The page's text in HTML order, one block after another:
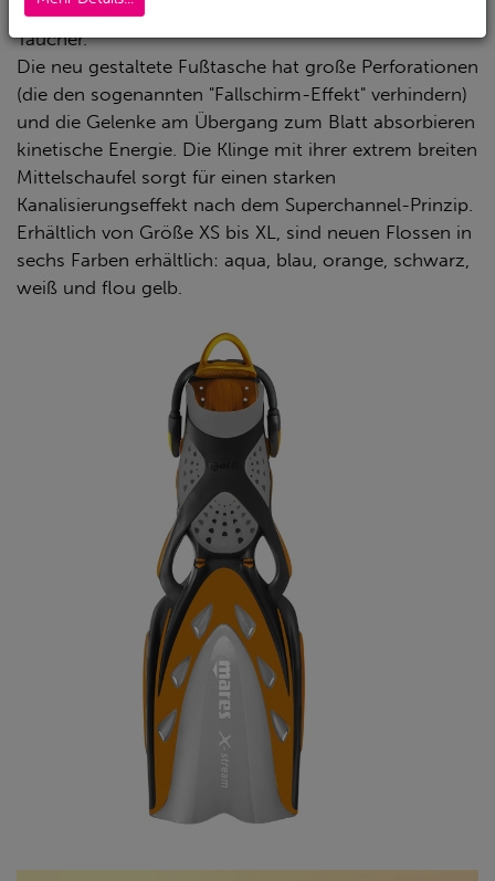
Hochleistungsflosse für die anspruchsvollsten
Taucher.
Die neu gestaltete Fußtasche hat große Perforationen
(die den sogenannten "Fallschirm-Effekt" verhindern)
und die Gelenke am Übergang zum Blatt absorbieren
kinetische Energie. Die Klinge mit ihrer extrem breiten
Mittelschaufel sorgt für einen starken
Kanalisierungseffekt nach dem Superchannel-Prinzip.
Erhältlich von Größe XS bis XL, sind neuen Flossen in
sechs Farben erhältlich: aqua, blau, orange, schwarz,
weiß und flou gelb.